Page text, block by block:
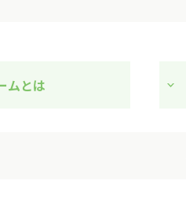
ムとは